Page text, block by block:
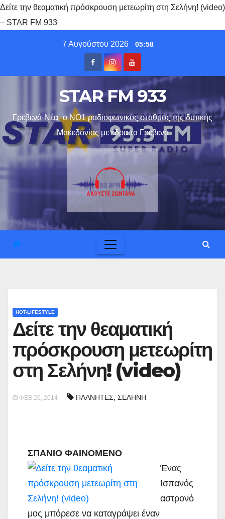
Δείτε την θεαματική πρόσκρουση μετεωρίτη στη Σελήνη! (video)
– STAR FM 933
7 Αυγούστου 2026 05:58
STAR FM 933
Γρεβενά-Νέα- ο ΝΟ1 ραδιοφωνικός σταθμός της δυτικής
Μακεδονίας με έδρα τα Γρεβενα
HOT-LIFESTYLE
Δείτε την θεαματική
πρόσκρουση μετεωρίτη
στη Σελήνη! (video)
ΦΕΒ 26, 2014 ΠΛΑΝΗΤΕΣ, ΣΕΛΗΝΗ
ΣΠΑΝΙΟ ΦΑΙΝΟΜΕΝΟ
Ένας
Ισπανός
αστρονό
μος μπόρεσε να καταγράψει έναν